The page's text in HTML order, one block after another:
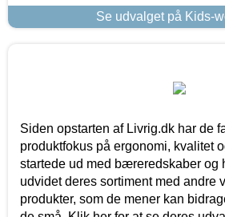
Se udvalget på Kids-
Siden opstarten af Livrig.dk har de
produktfokus på ergonomi, kvalitet
startede ud med bæreredskaber og
udvidet deres sortiment med andre
produkter, som de mener kan